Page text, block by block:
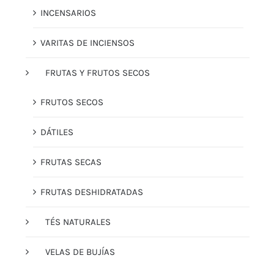
INCENSARIOS
VARITAS DE INCIENSOS
FRUTAS Y FRUTOS SECOS
FRUTOS SECOS
DÁTILES
FRUTAS SECAS
FRUTAS DESHIDRATADAS
TÉS NATURALES
VELAS DE BUJÍAS